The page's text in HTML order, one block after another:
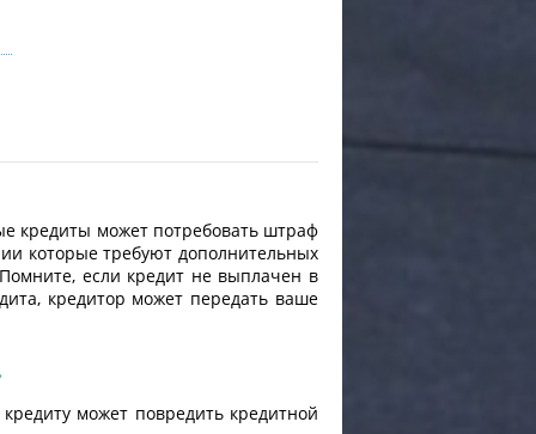
кредиты может потребовать штраф
которые требуют дополнительных
если кредит не выплачен в
кредитор может передать ваше
может повредить кредитной